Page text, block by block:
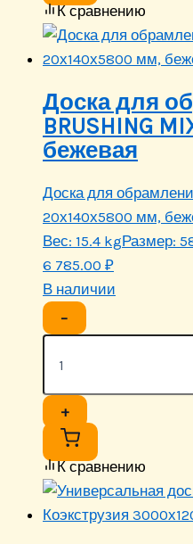
К сравнению
Доска для
BRUSHING
бежевая
Доска для
20х140х5800 мм,
Вес: 15.4 kgРазмер:
6 785.00 ₽
В наличии
−
+
К сравнению